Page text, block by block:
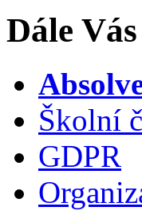
Dále
Školní
GDPR